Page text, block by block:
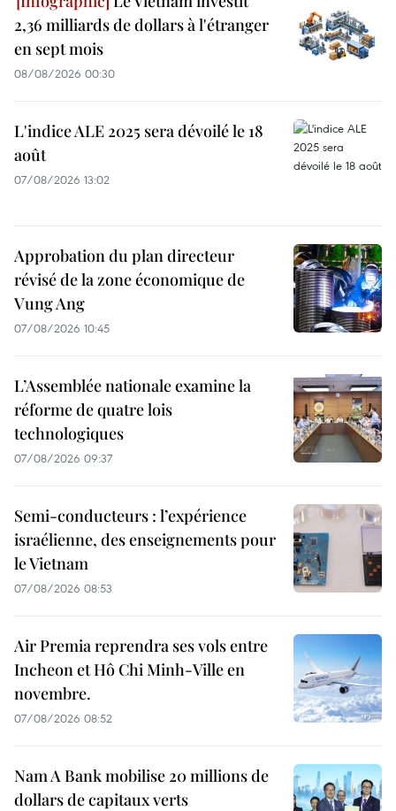
2,36 milliards de dollars à l'étranger
en sept mois
08/08/2026 00:30
L'indice ALE 2025 sera dévoilé le 18
août
07/08/2026 13:02
Approbation du plan directeur
révisé de la zone économique de
Vung Ang
07/08/2026 10:45
L’Assemblée nationale examine la
réforme de quatre lois
technologiques
07/08/2026 09:37
Semi-conducteurs : l’expérience
israélienne, des enseignements pour
le Vietnam
07/08/2026 08:53
Air Premia reprendra ses vols entre
Incheon et Hô Chi Minh-Ville en
novembre.
07/08/2026 08:52
Nam A Bank mobilise 20 millions de
dollars de capitaux verts